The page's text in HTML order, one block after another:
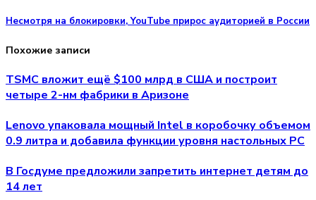
Несмотря на блокировки, YouTube прирос аудиторией в России
Похожие записи
TSMC вложит ещё $100 млрд в США и построит
четыре 2-нм фабрики в Аризоне
Lenovo упаковала мощный Intel в коробочку объемом
0.9 литра и добавила функции уровня настольных PC
В Госдуме предложили запретить интернет детям до
14 лет